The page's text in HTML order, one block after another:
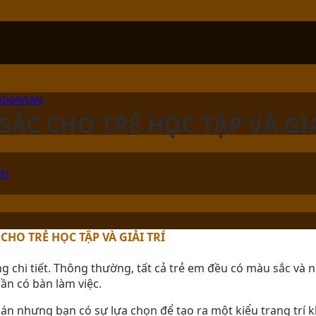
CHO TRẺ HỌC TẬP VÀ
TRẺ HỌC TẬP VÀ GIẢI TRÍ
tiết. Thông thường, tất cả trẻ em đều có màu sắc và
có bàn làm việc.
nhưng bạn có sự lựa chọn để tạo ra một kiểu trang trí